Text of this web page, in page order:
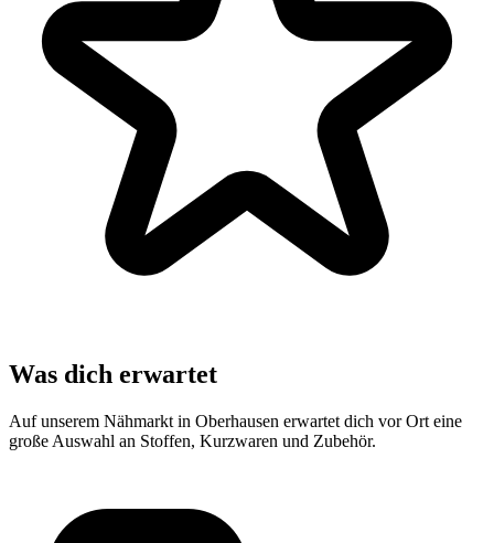
Was dich erwartet
Auf unserem Nähmarkt in Oberhausen erwartet dich vor Ort eine
große Auswahl an Stoffen, Kurzwaren und Zubehör.